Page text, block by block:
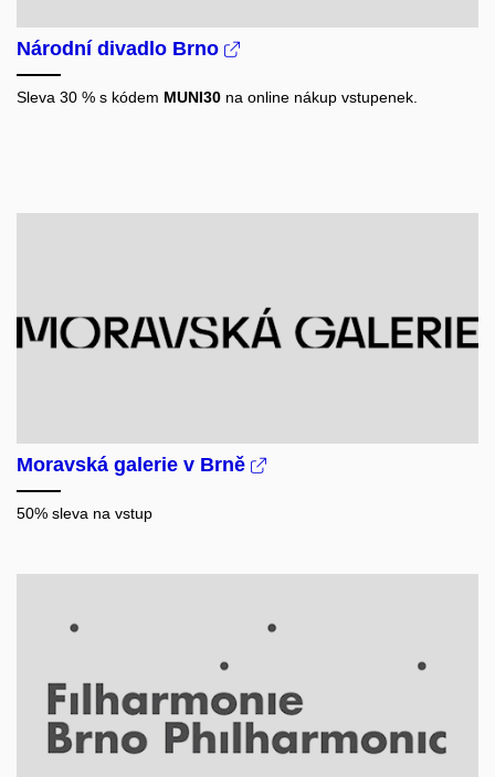
Národní divadlo Brno
Sleva 30 % s kódem MUNI30 na online nákup vstupenek.
Moravská galerie v Brně
50% sleva na vstup